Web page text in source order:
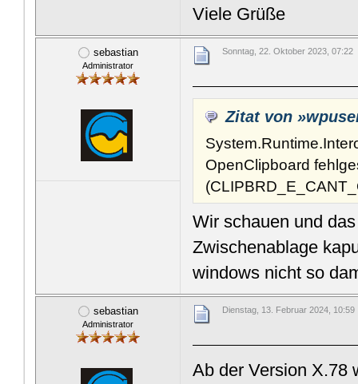
Viele Grüße
sebastian
Administrator
Sonntag, 22. Oktober 2023, 07:22
Zitat von
OpenClipboard
Wir schauen und
Zwischenablage
windows nicht so
sebastian
Administrator
Dienstag, 13. Februar 2024, 10:59
Ab der Version X.78